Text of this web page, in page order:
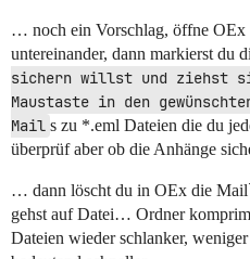
… noch ein Vorschlag, öffne
untereinander, dann markierst du
sichern willst und ziehst
Maustaste in den
Mail s zu *.eml Dateien die du
überprüf aber ob die Anhänge
… dann löscht du in OEx die
gehst auf Datei… Ordner
Dateien wieder schlanker,